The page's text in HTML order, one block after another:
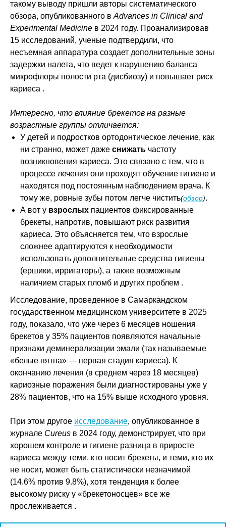
такому выводу пришли авторы систематического
обзора, опубликованного в Advances in Clinical and
Experimental Medicine в 2024 году. Проанализировав
15 исследований, ученые подтвердили, что
несъемная аппаратура создает дополнительные зоны
задержки налета, что ведет к нарушению баланса
микрофлоры полости рта (дисбиозу) и повышает риск
кариеса .
Интересно, что влияние брекетов на разные
возрастные группы отличается:
У детей и подростков ортодонтическое лечение, как
ни странно, может даже снижать частоту
возникновения кариеса. Это связано с тем, что в
процессе лечения они проходят обучение гигиене и
находятся под постоянным наблюдением врача. К
тому же, ровные зубы потом легче чистить(обзор).
А вот у взрослых пациентов фиксированные
брекеты, напротив, повышают риск развития
кариеса. Это объясняется тем, что взрослые
сложнее адаптируются к необходимости
использовать дополнительные средства гигиены
(ершики, ирригаторы), а также возможным
наличием старых пломб и других проблем .
Исследование, проведенное в Самаркандском
государственном медицинском университете в 2025
году, показало, что уже через 6 месяцев ношения
брекетов у 35% пациентов появляются начальные
признаки деминерализации эмали (так называемые
«белые пятна» — первая стадия кариеса). К
окончанию лечения (в среднем через 18 месяцев)
кариозные поражения были диагностированы уже у
28% пациентов, что на 15% выше исходного уровня.
При этом другое исследование, опубликованное в
журнале Cureus в 2024 году, демонстрирует, что при
хорошем контроле и гигиене разница в приросте
кариеса между теми, кто носит брекеты, и теми, кто их
не носит, может быть статистически незначимой
(14.6% против 9.8%), хотя тенденция к более
высокому риску у «брекетоносцев» все же
прослеживается .